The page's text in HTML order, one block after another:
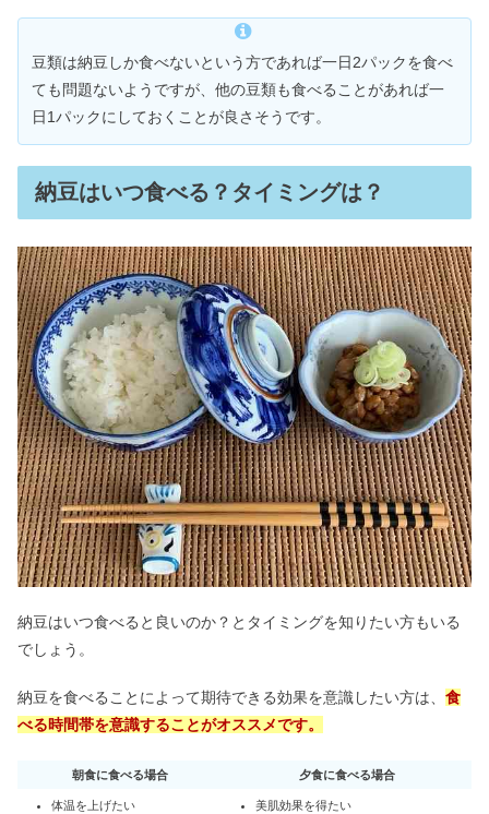
豆類は納豆しか食べないという方であれば一日2パックを食べ
ても問題ないようですが、他の豆類も食べることがあれば一
日1パックにしておくことが良さそうです。
納豆はいつ食べる？タイミングは？
納豆はいつ食べると良いのか？とタイミングを知りたい方もいる
でしょう。
納豆を食べることによって期待できる効果を意識したい方は、 食
べる時間帯を意識することがオススメです。
朝食に食べる場合 夕食に食べる場合
体温を上げたい
美肌効果を得たい